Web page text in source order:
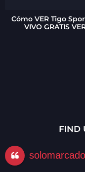
Cómo VER Tigo
VIVO GRATIS
FIND